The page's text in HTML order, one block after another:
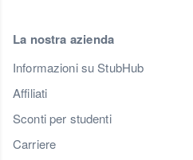
La nostra azienda
Informazioni su StubHub
Affiliati
Sconti per studenti
Carriere